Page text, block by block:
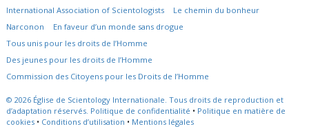
International Association of Scientologists
Le chemin du bonheur
Narconon
En faveur d’un monde sans drogue
Tous unis pour les droits de l’Homme
Des jeunes pour les droits de l’Homme
Commission des Citoyens pour les Droits de l’Homme
© 2026 Église de Scientology Internationale. Tous droits de reproduction et
d’adaptation réservés. Politique de confidentialité • Politique en matière de
cookies • Conditions d’utilisation • Mentions légales